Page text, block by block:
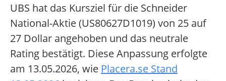
UBS hat das Kursziel für die Schneider
National-Aktie (US80627D1019) von 25 auf
27 Dollar angehoben und das neutrale
Rating bestätigt. Diese Anpassung erfolgte
am 13.05.2026, wie Placera.se Stand